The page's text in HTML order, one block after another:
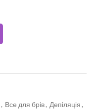
, Все для брів, Депіляція ,